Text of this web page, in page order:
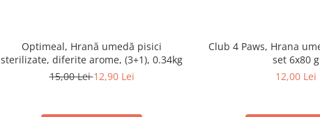
Optimeal, Hrană umedă pisici
sterilizate, diferite arome, (3+1), 0.34kg
15,00 Lei12,90 Lei
Club 4 Paws, Hrana
set 6x80 g
12,00 Lei